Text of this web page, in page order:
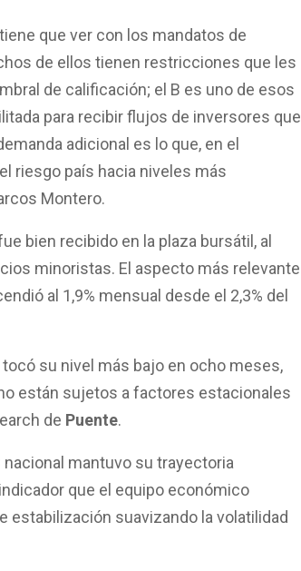
que ver con los mandatos de
de ellos tienen restricciones que les
de calificación; el B es uno de esos
para recibir flujos de inversores que
adicional es lo que, en el
riesgo país hacia niveles más
Montero.
bien recibido en la plaza bursátil, al
minoristas. El aspecto más relevante
al 1,9% mensual desde el 2,3% del
su nivel más bajo en ocho meses,
están sujetos a factores estacionales
de Puente.
mantuvo su trayectoria
que el equipo económico
estabilización suavizando la volatilidad